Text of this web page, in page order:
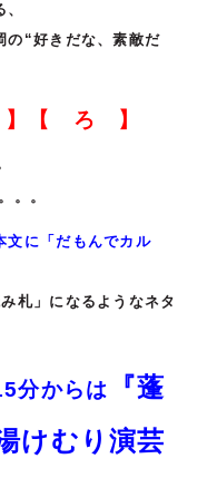
の“好きだな、素敵だ
【 ろ 】
。。
文に「だもんでカル
札」になるようなネタ
からは
『蓬
けむり演芸